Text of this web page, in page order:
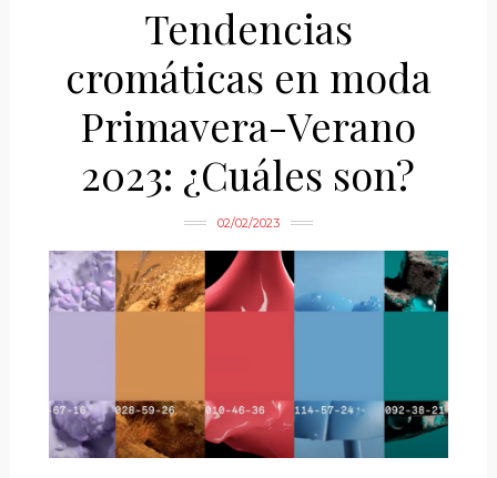
Tendencias
cromáticas en moda
Primavera-Verano
2023: ¿Cuáles son?
02/02/2023